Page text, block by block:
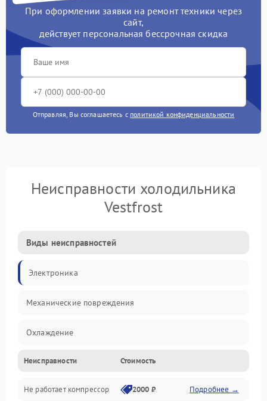
При оформлении заявки на ремонт техники через
сайт,
действует персональная бессрочная скидка
Отправляя, Вы соглашаетесь с политикой конфиденциальности
Неисправности холодильника
Vestfrost
Виды неисправностей
Электроника
Механические повреждения
Охлаждение
Механика
Электропитание
Неисправности Стоимость
Не работает компрессор 2000 ₽ Подробнее →